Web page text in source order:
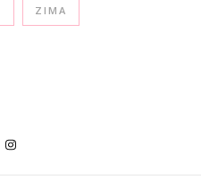
ZIMA